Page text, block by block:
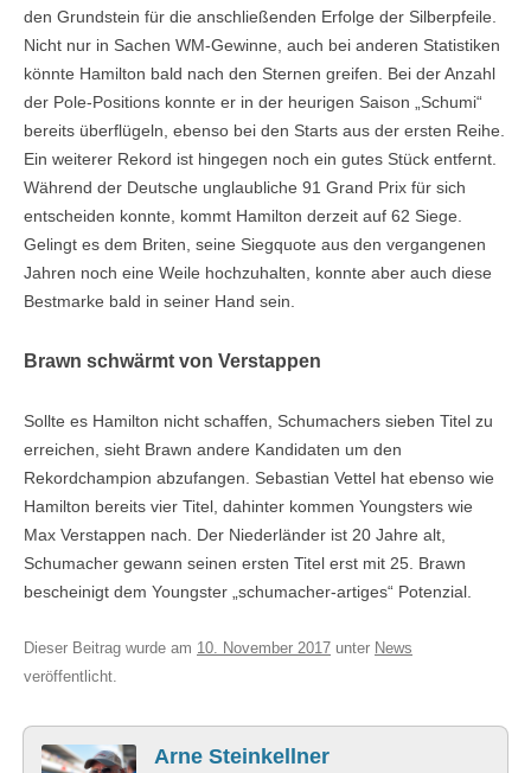
den Grundstein für die anschließenden Erfolge der Silberpfeile.
Nicht nur in Sachen WM-Gewinne, auch bei anderen Statistiken
könnte Hamilton bald nach den Sternen greifen. Bei der Anzahl
der Pole-Positions konnte er in der heurigen Saison „Schumi“
bereits überflügeln, ebenso bei den Starts aus der ersten Reihe.
Ein weiterer Rekord ist hingegen noch ein gutes Stück entfernt.
Während der Deutsche unglaubliche 91 Grand Prix für sich
entscheiden konnte, kommt Hamilton derzeit auf 62 Siege.
Gelingt es dem Briten, seine Siegquote aus den vergangenen
Jahren noch eine Weile hochzuhalten, konnte aber auch diese
Bestmarke bald in seiner Hand sein.
Brawn schwärmt von Verstappen
Sollte es Hamilton nicht schaffen, Schumachers sieben Titel zu
erreichen, sieht Brawn andere Kandidaten um den
Rekordchampion abzufangen. Sebastian Vettel hat ebenso wie
Hamilton bereits vier Titel, dahinter kommen Youngsters wie
Max Verstappen nach. Der Niederländer ist 20 Jahre alt,
Schumacher gewann seinen ersten Titel erst mit 25. Brawn
bescheinigt dem Youngster „schumacher-artiges“ Potenzial.
Dieser Beitrag wurde am 10. November 2017 unter News
veröffentlicht.
Arne Steinkellner